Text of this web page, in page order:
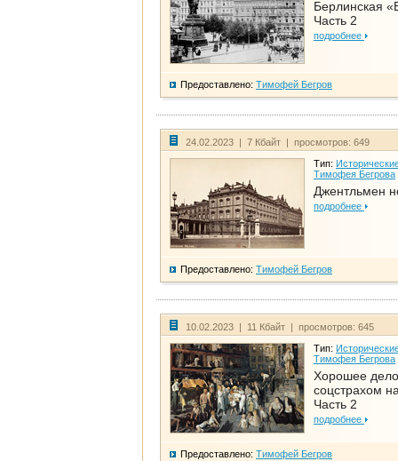
Берлинская
Часть 2
подробнее
Предоставлено: Тимофей Бегров
24.02.2023 | 7 Кбайт | просмотров: 649
Тип:
Тимофея Бегрова
Джентльмен
подробнее
Предоставлено: Тимофей Бегров
10.02.2023 | 11 Кбайт | просмотров: 645
Тип:
Тимофея Бегрова
Хорошее дело
соцстрахом
Часть 2
подробнее
Предоставлено: Тимофей Бегров